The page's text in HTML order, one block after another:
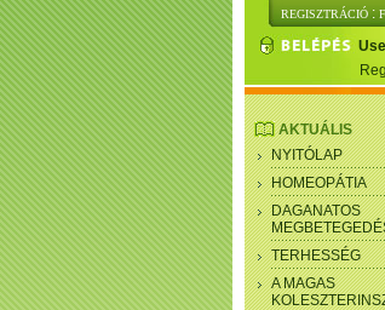
REGISZTRÁCIÓ :
AKTUÁLIS
NYITÓLAP
HOMEOPÁTIA
DAGANATOS
TERHESSÉG
A MAGAS